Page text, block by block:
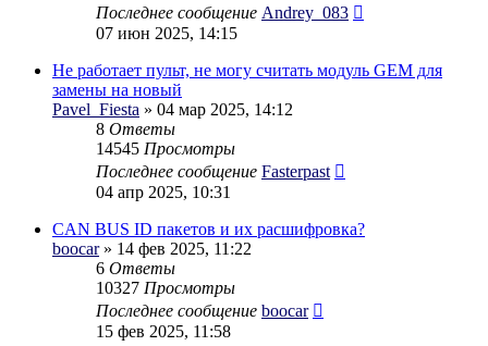
Последнее сообщение Andrey_083
07 июн 2025, 14:15
Не работает пульт, не могу считать модуль GEM для
замены на новый
Pavel_Fiesta » 04 мар 2025, 14:12
8 Ответы
14545 Просмотры
Последнее сообщение Fasterpast
04 апр 2025, 10:31
CAN BUS ID пакетов и их расшифровка?
boocar» 14 фев 2025, 11:22
6 Ответы
10327 Просмотры
Последнее сообщение boocar
15 фев 2025, 11:58